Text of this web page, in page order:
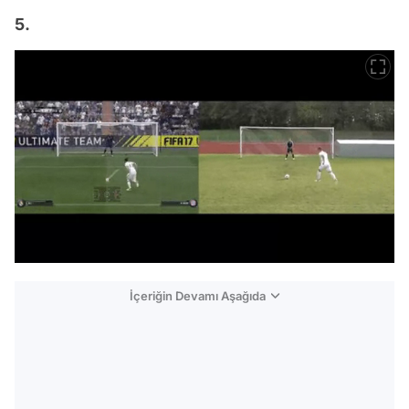
5.
İçeriğin Devamı Aşağıda